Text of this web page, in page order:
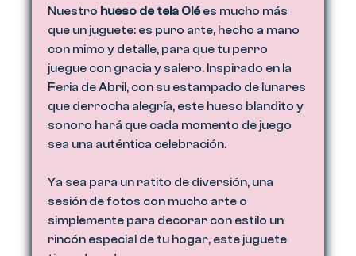
Nuestro hueso de tela Olées mucho más
que un juguete: es puro arte, hecho a mano
con mimo y detalle, para que tu perro
juegue con gracia y salero. Inspirado en la
Feria de Abril, con su estampado de lunares
que derrocha alegría, este hueso blandito y
sonoro hará que cada momento de juego
sea una auténtica celebración.
Ya sea para un ratito de diversión, una
sesión de fotos con mucho arte o
simplemente para decorar con estilo un
rincón especial de tu hogar, este juguete